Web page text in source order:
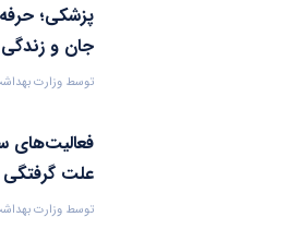
پزشکی؛
جان و
توسط وزارت
فعالیت‌های
علت
توسط وزارت